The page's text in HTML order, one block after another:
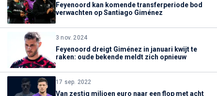
Feyenoord kan komende transferperiode bod
verwachten op Santiago Giménez
3 nov. 2024
Feyenoord dreigt Giménez in januari kwijt te
raken: oude bekende meldt zich opnieuw
17 sep. 2022
Van zestig miljoen euro naar een flop met acht